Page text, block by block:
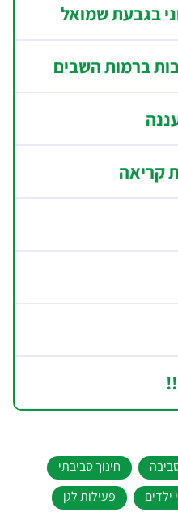
בגבעת שמואל
ברמות השבים
קריאה
חינוך סביבתי
ילדים
פעילות לגן